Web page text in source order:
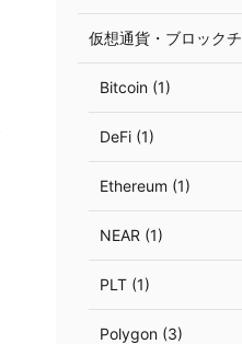
仮想通貨・ブロック
Bitcoin (1)
DeFi (1)
Ethereum (1)
NEAR (1)
PLT (1)
Polygon (3)